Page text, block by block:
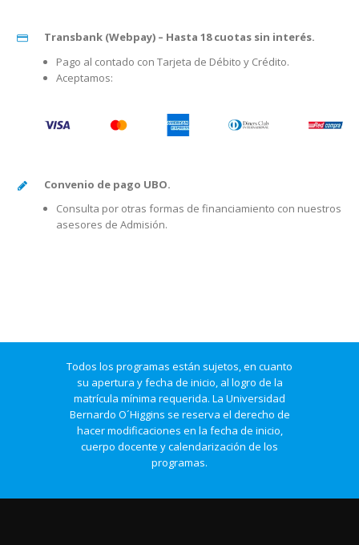
Transbank (Webpay) – Hasta 18 cuotas sin interés.
Pago al contado con Tarjeta de Débito y Crédito.
Aceptamos:
Convenio de pago UBO.
Consulta por otras formas de financiamiento con nuestros
asesores de Admisión.
Todos los programas están sujetos, en cuanto
su apertura y fecha de inicio, al logro de la
matrícula mínima requerida. La Universidad
Bernardo O´Higgins se reserva el derecho de
hacer modificaciones en la fecha de inicio,
cuerpo docente y calendarización de los
programas.